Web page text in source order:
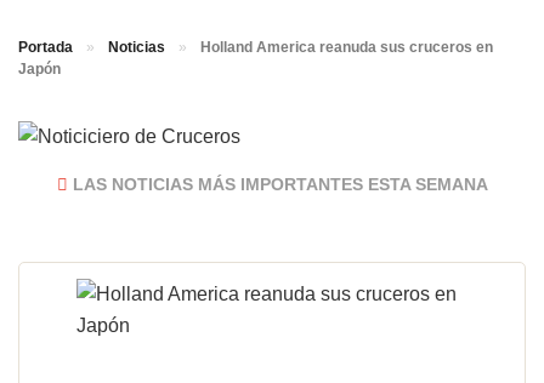
Portada » Noticias »
Holland America reanuda sus cruceros en
Japón
LAS NOTICIAS MÁS IMPORTANTES ESTA SEMANA